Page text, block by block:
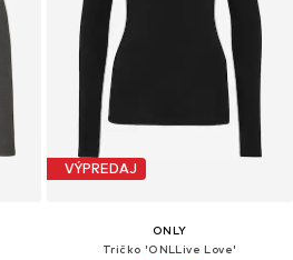
VÝPREDAJ
ONLY
Tričko 'ONLLive Love'